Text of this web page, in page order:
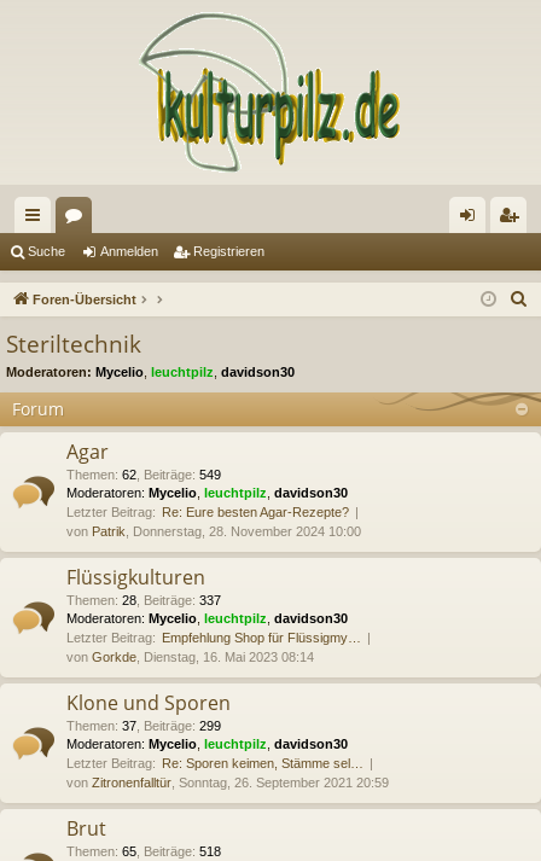
ch
ne
riff
en m
n
ist
n
Suche Anmelden Registrieren
Foren-Übersicht
e
Steriltechnik
Moderatoren: Mycelio leuchtpilz davidson30
Forum
Agar
Themen: 62 Beiträge: 549
Moderatoren: Mycelio leuchtpilz davidson30
Letzter Beitrag:
Re: Eure besten Agar-Rezepte?
von Patrik , Donnerstag, 28. November 2024 10:00
Flüssigkulturen
Themen: 28 Beiträge: 337
Moderatoren: Mycelio leuchtpilz davidson30
Letzter Beitrag:
Empfehlung Shop für Flüssigmy…
von Gorkde , Dienstag, 16. Mai 2023 08:14
Klone und Sporen
Themen: 37 Beiträge: 299
Moderatoren: Mycelio leuchtpilz davidson30
Letzter Beitrag:
Re: Sporen keimen, Stämme sel…
von Zitronenfalltür , Sonntag, 26. September 2021 20:59
Brut
Themen: 65 Beiträge: 518